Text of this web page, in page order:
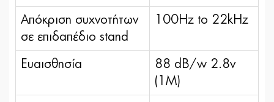
Απόκριση συχνοτήτων
σε επιδαπέδιο stand
100Hz to 22kHz
Ευαισθησία
88 dB/w 2.8v
(1M)